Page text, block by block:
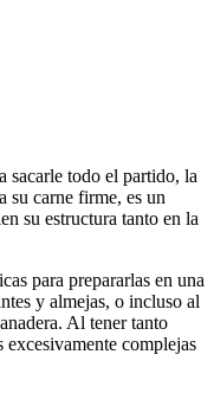
sacarle todo el partido, la
su carne firme, es un
su estructura tanto en la
para prepararlas en una
y almejas, o incluso al
Al tener tanto
excesivamente complejas